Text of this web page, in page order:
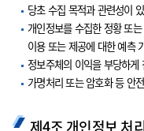
당초 수집 목적과 관련성이
개인정보를 수집한 정황 또
이용 또는 제공에 대한 예측
정보주체의 이익을 부당하게
가명처리 또는 암호화 등 안